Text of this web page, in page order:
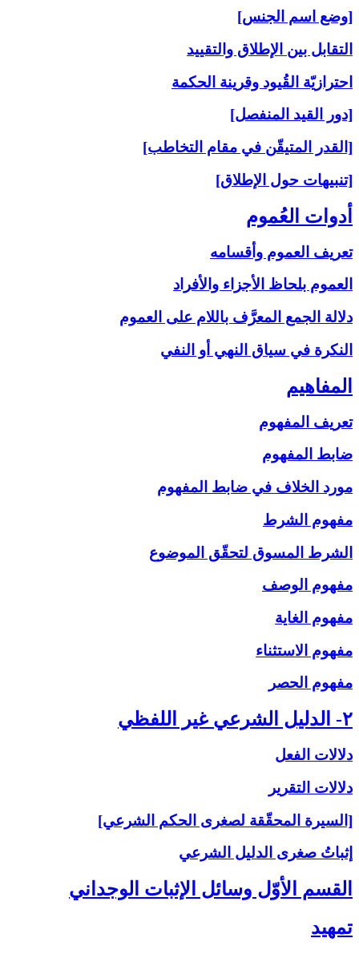
[وضع اسم الجنس]
التقابل بين الإطلاق والتقييد
احترازيّة القُيود وقرينة الحكمة
[دور القيد المنفصل]
[القدر المتيقّن في مقام التخاطب]
[تنبيهات حول الإطلاق]
أدوات العُموم
تعريف العموم وأقسامه
العموم بلحاظ الأجزاء والأفراد
دلالة الجمع المعرَّف باللام على‏ العموم
النكرة في سياق النهي أو النفي
المفاهيم‏
تعريف المفهوم
ضابط المفهوم
مورد الخلاف في ضابط المفهوم
مفهوم الشرط
الشرط المسوق لتحقّق الموضوع
مفهوم الوصف
مفهوم الغاية
مفهوم الاستثناء
مفهوم الحصر
۲- الدليل الشرعي غير اللفظي
دلالات الفعل
دلالات التقرير
[السيرة المحقّقة لصغرى الحكم الشرعي]
إثباتُ‏ صغرى‏ الدليل الشرعي‏
القسم الأوّل وسائل الإثبات الوجداني
تمهيد